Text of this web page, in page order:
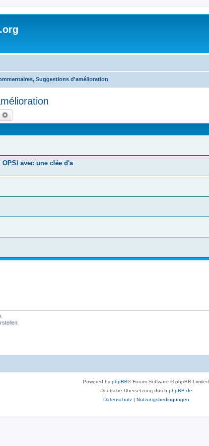
Suggestions d'amélioration
avec une clée d'a
Powered by phpBB® Forum Software © phpBB Limited
Deutsche Übersetzung durch phpBB.de
Datenschutz| Nutzungsbedingungen